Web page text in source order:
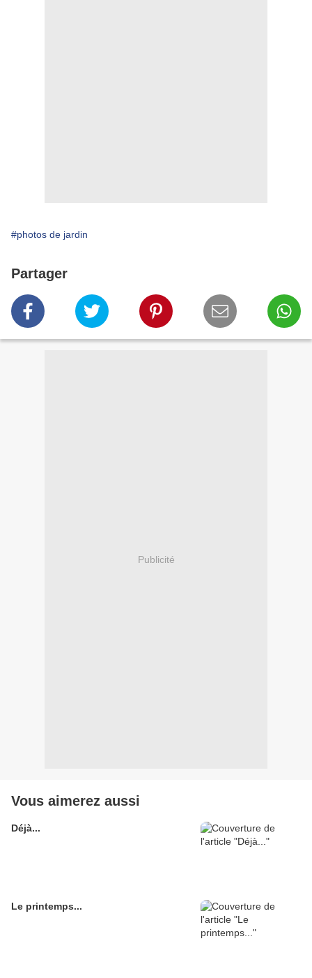
#photos de jardin
Partager
Publicité
Vous aimerez aussi
Déjà...
Le printemps...